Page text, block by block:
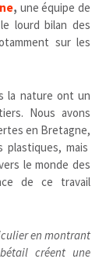
, une équipe de
lourd bilan des
sur les
la nature ont un
Nous avons
en Bretagne,
plastiques, mais
le monde des
de ce travail
en montrant
créent une